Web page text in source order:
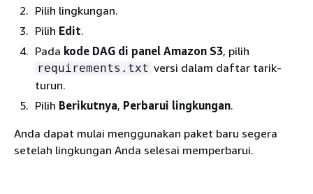
Pilih lingkungan.
Pilih Edit.
Pada kode DAG di panel Amazon S3, pilih
requirements.txt versi dalam daftar tarik-
turun.
Pilih Berikutnya, Perbarui lingkungan.
Anda dapat mulai menggunakan paket baru segera
setelah lingkungan Anda selesai memperbarui.